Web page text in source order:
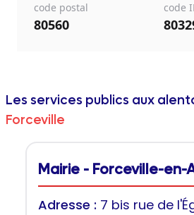
code postal
80560
code
Les services publics aux
Forceville
Mairie - Forceville-en-
Adresse : 7 bis rue de